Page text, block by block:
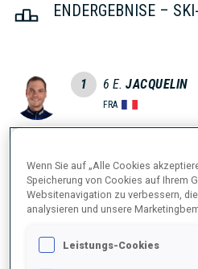
ENDERGEBNISE –
1 6 E. JACQUELIN
FRA
3 20 Q. FILLON
Wenn Sie auf „Alle Cookies
Speicherung von Cookies auf Ihrem
Websitenavigation zu verbessern,
analysieren und unsere
Leistungs-Cookies